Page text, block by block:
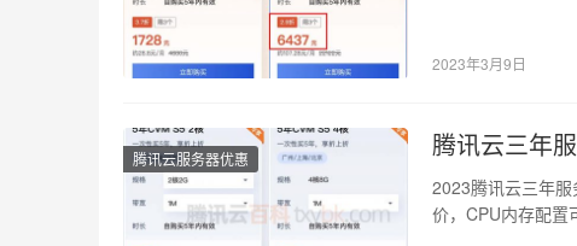
2023年3月9日
腾讯云服务器优惠 腾讯云三年
2023腾讯云三年
价，CPU内存配置